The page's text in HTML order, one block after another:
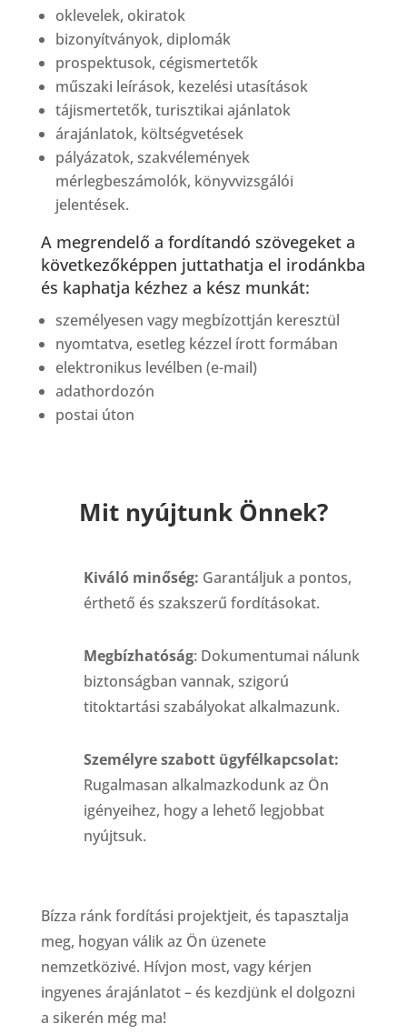
oklevelek, okiratok
bizonyítványok, diplomák
prospektusok, cégismertetők
műszaki leírások, kezelési utasítások
tájismertetők, turisztikai ajánlatok
árajánlatok, költségvetések
pályázatok, szakvélemények
mérlegbeszámolók, könyvvizsgálói
jelentések.
A megrendelő a fordítandó szövegeket a
következőképpen juttathatja el irodánkba
és kaphatja kézhez a kész munkát:
személyesen vagy megbízottján keresztül
nyomtatva, esetleg kézzel írott formában
elektronikus levélben (e-mail)
adathordozón
postai úton
Mit nyújtunk Önnek?
Kiváló minőség: Garantáljuk a pontos,
érthető és szakszerű fordításokat.
Megbízhatóság: Dokumentumai nálunk
biztonságban vannak, szigorú
titoktartási szabályokat alkalmazunk.
Személyre szabott ügyfélkapcsolat:
Rugalmasan alkalmazkodunk az Ön
igényeihez, hogy a lehető legjobbat
nyújtsuk.
Bízza ránk fordítási projektjeit, és tapasztalja
meg, hogyan válik az Ön üzenete
nemzetközivé. Hívjon most, vagy kérjen
ingyenes árajánlatot – és kezdjünk el dolgozni
a sikerén még ma!